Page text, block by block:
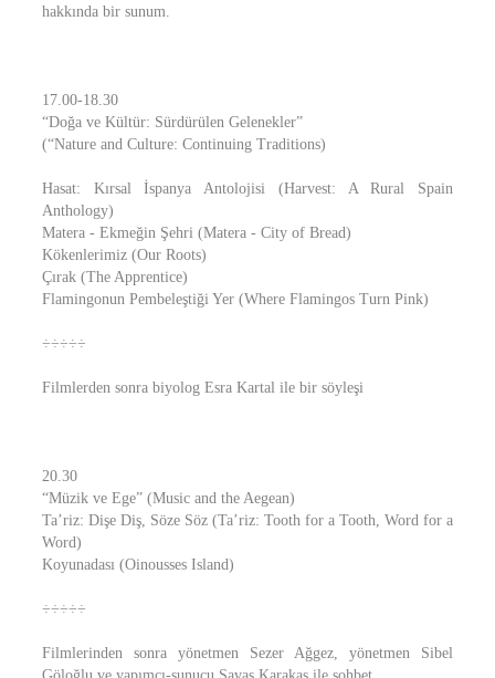
hakkında bir sunum.
17.00-18.30
“Doğa ve Kültür: Sürdürülen Gelenekler”
(“Nature and Culture: Continuing Traditions)
Hasat: Kırsal İspanya Antolojisi (Harvest: A Rural Spain
Anthology)
Matera - Ekmeğin Şehri (Matera - City of Bread)
Kökenlerimiz (Our Roots)
Çırak (The Apprentice)
Flamingonun Pembeleştiği Yer (Where Flamingos Turn Pink)
÷÷÷÷÷
Filmlerden sonra biyolog Esra Kartal ile bir söyleşi
20.30
“Müzik ve Ege” (Music and the Aegean)
Ta’riz: Dişe Diş, Söze Söz (Ta’riz: Tooth for a Tooth, Word for a
Word)
Koyunadası (Oinousses Island)
÷÷÷÷÷
Filmlerinden sonra yönetmen Sezer Ağgez, yönetmen Sibel